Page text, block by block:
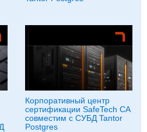
Корпоративный центр
сертификации SafeTech CA
совместим с СУБД Tantor
Postgres